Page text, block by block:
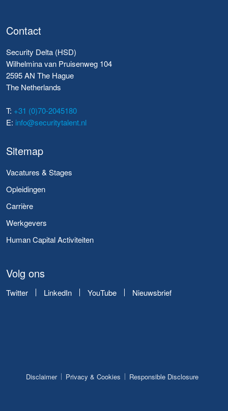
Contact
Security Delta (HSD)
Wilhelmina van Pruisenweg 104
2595 AN The Hague
The Netherlands
T: +31 (0)70-2045180
E: info@securitytalent.nl
Sitemap
Vacatures & Stages
Opleidingen
Carrière
Werkgevers
Human Capital Activiteiten
Volg ons
Twitter LinkedIn YouTube Nieuwsbrief
Disclaimer Privacy & Cookies Responsible Disclosure